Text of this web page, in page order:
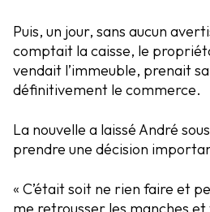
Puis, un jour, sans aucun
comptait la caisse, le
vendait l’immeuble, prenait
définitivement le commerce.
La nouvelle a laissé André
prendre une décision
« C’était soit ne rien faire et